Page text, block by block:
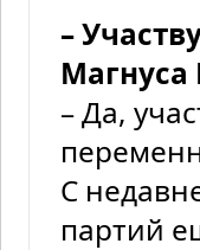
–
Магнуса
– Да,
С
партий